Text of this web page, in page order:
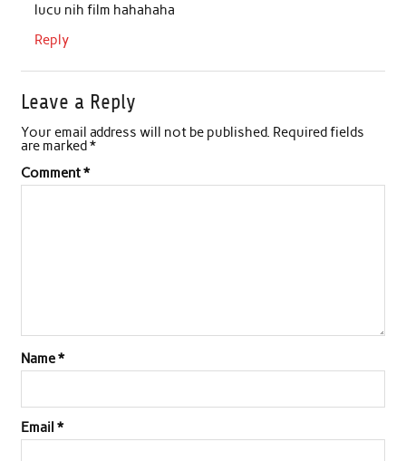
lucu nih film hahahaha
Reply
Leave a Reply
Your email address will not be published. Required fields
are marked*
Comment*
Name*
Email *